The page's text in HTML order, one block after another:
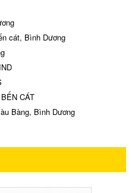
cát, Bình Dương
CÁT
Bàng, Bình Dương